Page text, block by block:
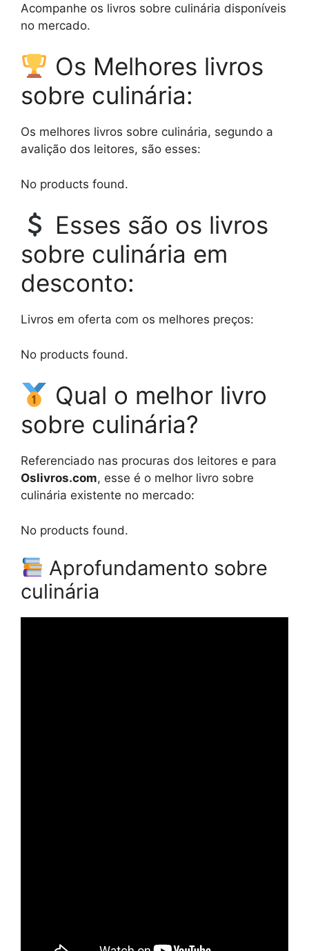
Acompanhe os livros sobre culinária disponíveis
no mercado.
Os Melhores livros
sobre culinária:
Os melhores livros sobre culinária, segundo a
avalição dos leitores, são esses:
No products found.
Esses são os livros
sobre culinária em
desconto:
Livros em oferta com os melhores preços:
No products found.
Qual o melhor livro
sobre culinária?
Referenciado nas procuras dos leitores e para
Oslivros.com, esse é o melhor livro sobre
culinária existente no mercado:
No products found.
Aprofundamento sobre
culinária